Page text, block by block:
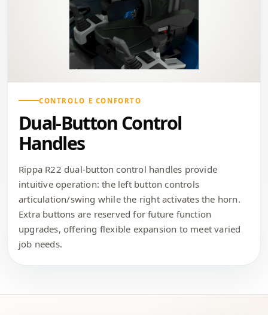
CONTROLO E CONFORTO
Dual-Button Control
Handles
Rippa R22 dual-button control handles provide
intuitive operation: the left button controls
articulation/swing while the right activates the horn.
Extra buttons are reserved for future function
upgrades, offering flexible expansion to meet varied
job needs.